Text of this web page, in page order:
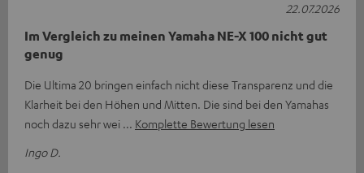
Im Vergleich zu meinen Yamaha NE-X 100 nicht gut
genug
Die Ultima 20 bringen einfach nicht diese Transparenz und die
Klarheit bei den Höhen und Mitten. Die sind bei den Yamahas
noch dazu sehr wei
Komplette Bewertung lesen
Ingo D.
22.07.2026